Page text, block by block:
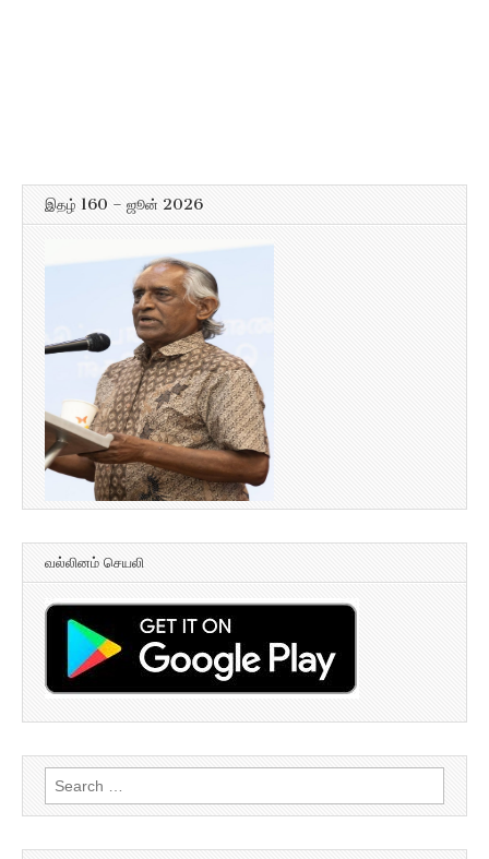
இதழ் 160 – ஜூன் 2026
வல்லினம் செயலி
Search
for: